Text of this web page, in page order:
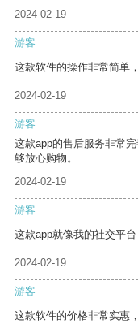
2024-02-19
游客
这款软件的操作非常简单
2024-02-19
游客
这款app的售后服务非常
够放心购物。
2024-02-19
游客
这款app就像我的社交平
2024-02-19
游客
这款软件的价格非常实惠